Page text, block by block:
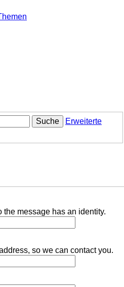
Suche
Erweiterte
the message has an identity.
so we can contact you.